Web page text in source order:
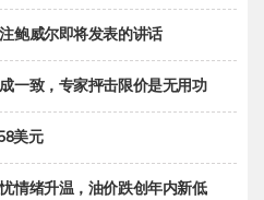
鲍威尔即将发表的讲话
一致，专家抨击限价是无用功
美元
情绪升温，油价跌创年内新低